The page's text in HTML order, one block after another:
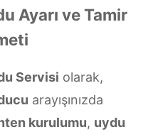
Ayarı ve Tamir
Servisi olarak,
arayışınızda
kurulumu, uydu